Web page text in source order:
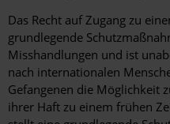
Das Recht auf Zugang zu
grundlegende
Misshandlungen und ist
nach internationalen
Gefangenen die Möglichkeit
ihrer Haft zu einem frühen